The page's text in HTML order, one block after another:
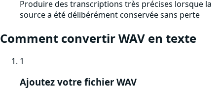
Produire des transcriptions très précises lorsque la
source a été délibérément conservée sans perte
Comment convertirWAV en texte
1
Ajoutez votre fichier WAV